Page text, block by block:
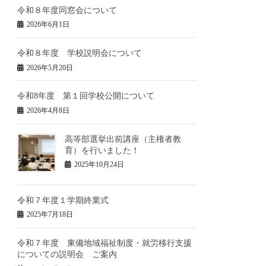
令和８年度同窓会について
2026年6月1日
令和８年度 学校説明会について
2026年5月20日
令和8年度 第１回学校公開について
2026年4月8日
高等部選挙出前講座（主権者教
育）を行いました！
2025年10月24日
令和７年度１学期終業式
2025年7月18日
令和７年度 東備地域福祉制度・就労移行支援
についての説明会 ご案内